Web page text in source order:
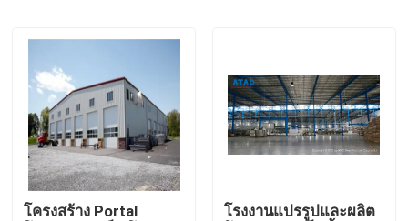
โครงสร้าง Portal
โรงงานแปรรูปและผลิต